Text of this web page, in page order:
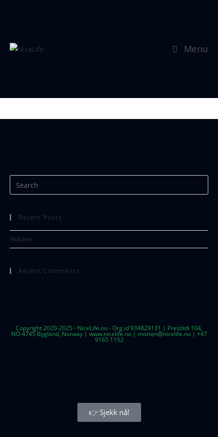
Menu
Recent Posts
Notater
Recent Comments
Copyright 2020-2025 - NiceLife.no - Org.id 934829131 | Prestlidi 104,
NO-4745 Bygland, Norway | www.nicelife.no | morten@nicelife.no | +47
9165 1152
👉 Sjekk nå!